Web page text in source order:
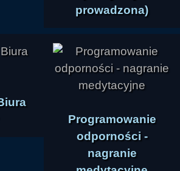
prowadzona)
Programowanie
odporności -
nagranie